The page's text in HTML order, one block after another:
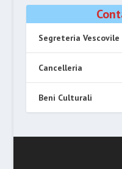
Segreteria Vescovile
Cancelleria
Beni Culturali